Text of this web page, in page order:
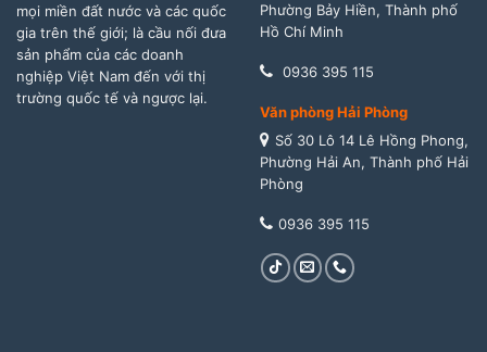
mọi miền đất nước và các quốc
gia trên thế giới; là cầu nối đưa
sản phẩm của các doanh
nghiệp Việt Nam đến với thị
trường quốc tế và ngược lại.
Phường Bảy Hiền, Thành phố
Hồ Chí Minh
0936 395 115
Văn phòng Hải Phòng
Số 30 Lô 14 Lê Hồng Phong,
Phường Hải An, Thành phố Hải
Phòng
0936 395 115